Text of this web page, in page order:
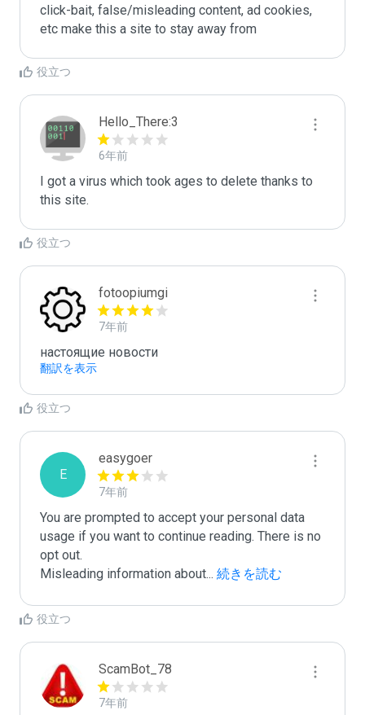
click-bait, false/misleading content, ad cookies,
etc make this a site to stay away from
役立つ
Hello_There:3
6年前
I got a virus which took ages to delete thanks to
this site.
役立つ
fotoopiumgi
7年前
настоящие новости
翻訳を表示
役立つ
E
easygoer
7年前
You are prompted to accept your personal data
usage if you want to continue reading. There is no
opt out.
Misleading information about... 続きを読む
役立つ
ScamBot_78
7年前